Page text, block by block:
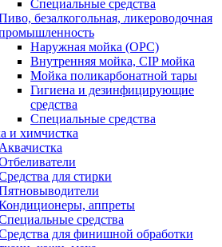
Специальные средства
безалкогольная, ликероводочная
Наружная мойка (ОРС)
Внутренняя мойка, CIP мойка
Мойка поликарбонатной тары
Гигиена и дезинфицирующие
средства
Специальные средства
и химчистка
Аквачистка
для стирки
аппреты
средства
для финишной обработки